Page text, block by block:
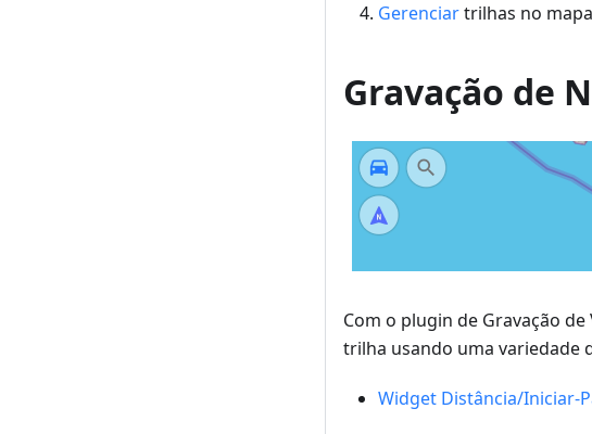
Gerenciartrilhas no
Gravação de
Com o plugin de Gravação
trilha usando uma variedade
Widget Distância/Iniciar-